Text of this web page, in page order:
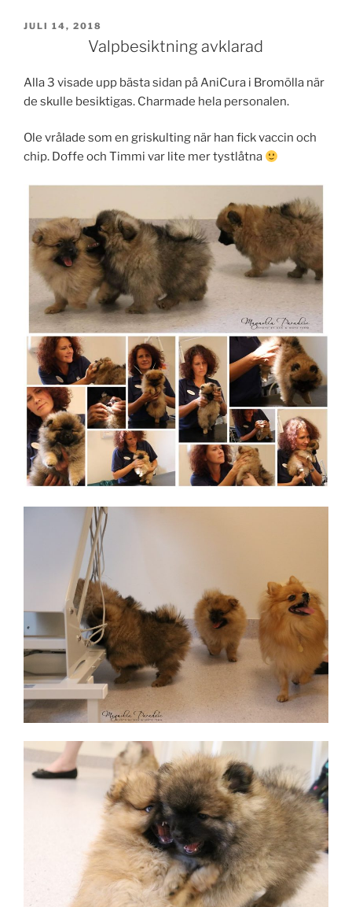
PUBLICERAT
JULI 14, 2018
Valpbesiktning avklarad
Alla 3 visade upp bästa sidan på AniCura i Bromölla när
de skulle besiktigas. Charmade hela personalen.
Ole vrålade som en griskulting när han fick vaccin och
chip. Doffe och Timmi var lite mer tystlåtna